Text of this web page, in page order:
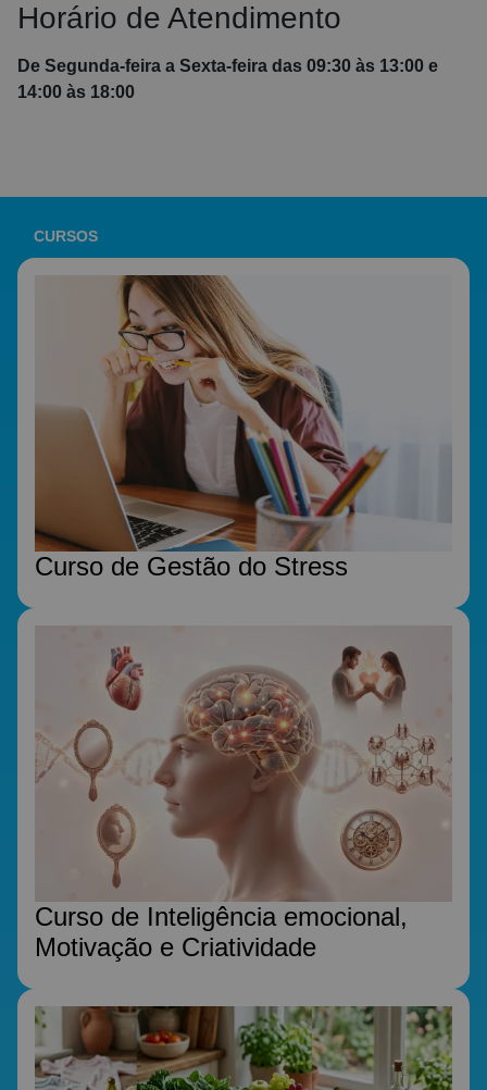
CURSOS
Curso de Gestão do Stress
Curso de Inteligência emocional,
Motivação e Criatividade
Horário de Atendimento
De Segunda-feira a Sexta-feira das 09:30 às 13:00 e
14:00 às 18:00